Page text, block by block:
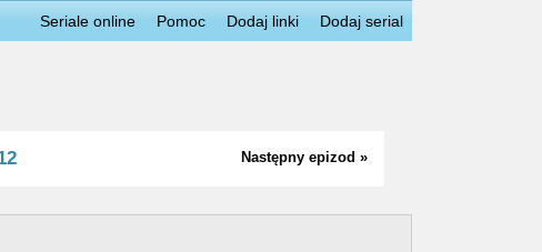
Seriale online Pomoc Dodaj linki Dodaj serial
Następny epizod »